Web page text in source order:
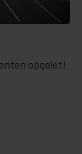
opgelet!